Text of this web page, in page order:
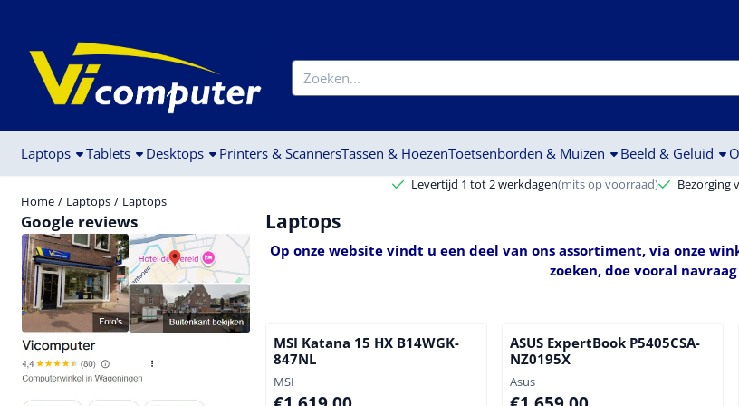
Zoeken
Laptops Tablets Desktops Printers & ScannersTassen & HoezenToetsenborden & Muizen Beeld & Geluid
Levertijd 1 tot 2 werkdagen(mits op voorraad)
Bezorging
Home / Laptops / Laptops
Google reviews Laptops
Op onze website vindt u een deel van ons assortiment, via onze
zoeken, doe vooral
MSI Katana 15 HX B14WGK-
847NL
Merk:
MSI
Prijs: 1 619,00
ASUS ExpertBook P5405CSA-
NZ0195X
Merk:
Asus
Prijs: 1 659,00